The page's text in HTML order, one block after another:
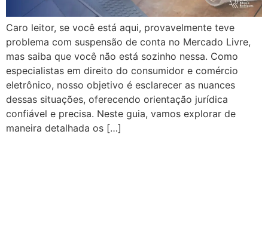
Caro leitor, se você está aqui, provavelmente teve
problema com suspensão de conta no Mercado Livre,
mas saiba que você não está sozinho nessa. Como
especialistas em direito do consumidor e comércio
eletrônico, nosso objetivo é esclarecer as nuances
dessas situações, oferecendo orientação jurídica
confiável e precisa. Neste guia, vamos explorar de
maneira detalhada os […]